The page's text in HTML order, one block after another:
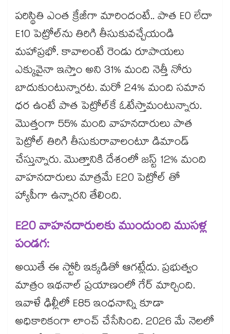
పరిస్థితి ఎంత క్రేజీగా మారిందంటే.. పాత E0 లేదా
E10 పెట్రోల్‌ను తిరిగి తీసుకువచ్చేయండి
మహాప్రభో. కావాలంటే రెండు రూపాయలు
ఎక్కువైనా ఇస్తాం అని 31% మంది నెత్తీ నోరు
బాదుకుంటున్నారట. మరో 24% మంది సమాన
ధర ఉంటే పాత పెట్రోల్‌కే ఓటేస్తామంటున్నారు.
మొత్తంగా 55% మంది వాహనదారులు పాత
పెట్రోల్ తిరిగి తీసుకురావాలంటూ డిమాండ్
చేస్తున్నారు. మెుత్తానికి దేశంలో జస్ట్ 12% మంది
వాహనదారులు మాత్రమే E20 పెట్రోల్ తో
హ్యాపీగా ఉన్నారని తేలింది.
E20 వాహనదారులకు ముందుంది ముసళ్ల
పండగ:
అయితే ఈ స్టోరీ ఇక్కడితో ఆగట్లేదు. ప్రభుత్వం
మాత్రం ఇథనాల్ ప్రయాణంలో గేర్ మార్చింది.
ఇవాళే ఢిల్లీలో E85 ఇంధనాన్ని కూడా
అధికారికంగా లాంచ్ చేసేసింది. 2026 మే నెలలో